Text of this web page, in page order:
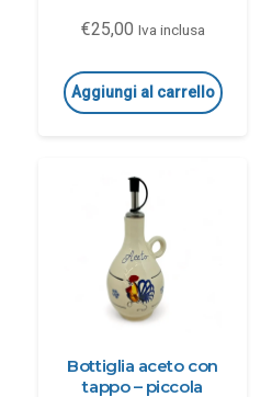
€25,00 Iva inclusa
Aggiungi al carrello
Bottiglia aceto con
tappo – piccola